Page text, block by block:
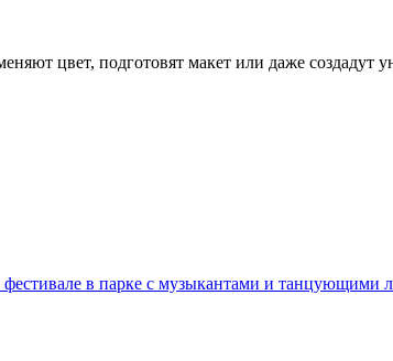
цвет, подготовят макет или даже создадут